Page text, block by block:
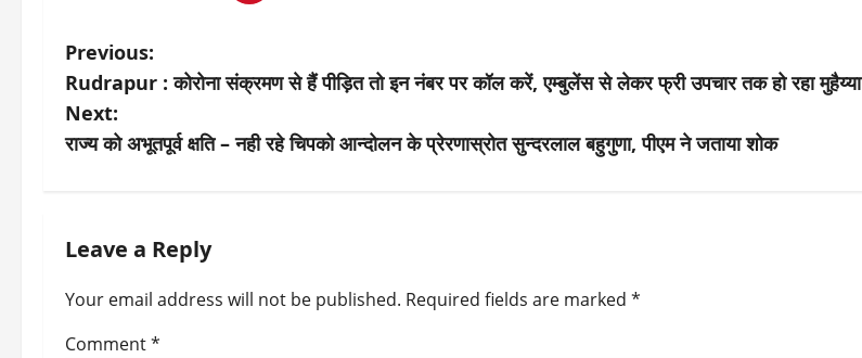
P
o
s
a
v
i
Previous:
Rudrapur : कोरोना संक्रमण से हैं पीड़ित तो इन नंबर पर कॉल करें, एम्बुलेंस से लेकर फ्री उपचार तक हो रहा मुहैय्या
Next:
राज्य को अभूतपूर्व क्षति – नही रहे चिपको आन्दोलन के प्रेरणास्रोत सुन्दरलाल बहुगुणा, पीएम ने जताया शोक
Leave a Reply
Your email address will not be published. Required fields are marked *
Comment*